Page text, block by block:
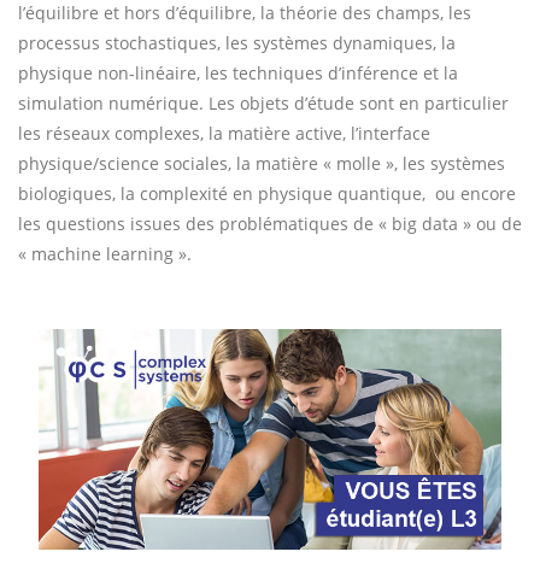
l’équilibre et hors d’équilibre, la théorie des champs, les
processus stochastiques, les systèmes dynamiques, la
physique non-linéaire, les techniques d’inférence et la
simulation numérique. Les objets d’étude sont en particulier
les réseaux complexes, la matière active, l’interface
physique/science sociales, la matière « molle », les systèmes
biologiques, la complexité en physique quantique, ou encore
les questions issues des problématiques de « big data » ou de
« machine learning ».